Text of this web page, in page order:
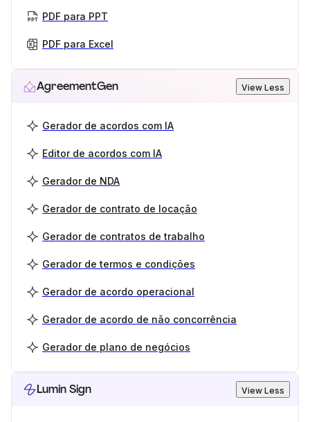
PDF para PPT
PDF para Excel
AgreementGen View Less
Gerador de acordos com IA
Editor de acordos com IA
Gerador de NDA
Gerador de contrato de locação
Gerador de contratos de trabalho
Gerador de termos e condições
Gerador de acordo operacional
Gerador de acordo de não concorrência
Gerador de plano de negócios
Lumin Sign View Less